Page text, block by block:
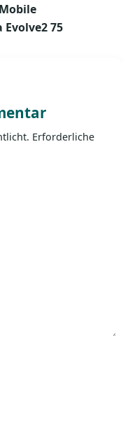
Mobile
Evolve2 75
Erforderliche